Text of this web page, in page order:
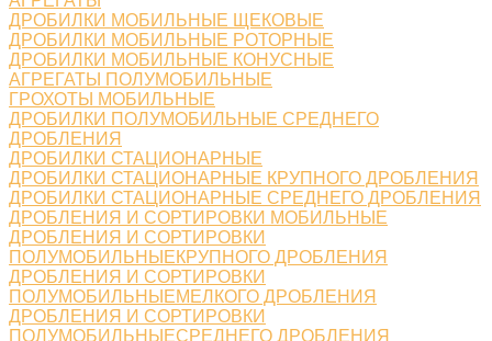
ДРОБИЛКИ МОБИЛЬНЫЕ ЩЕКОВЫЕ
ДРОБИЛКИ МОБИЛЬНЫЕ РОТОРНЫЕ
ДРОБИЛКИ МОБИЛЬНЫЕ КОНУСНЫЕ
АГРЕГАТЫ ПОЛУМОБИЛЬНЫЕ
ГРОХОТЫ МОБИЛЬНЫЕ
ДРОБИЛКИ ПОЛУМОБИЛЬНЫЕ СРЕДНЕГО
ДРОБЛЕНИЯ
ДРОБИЛКИ СТАЦИОНАРНЫЕ
ДРОБИЛКИ СТАЦИОНАРНЫЕ КРУПНОГО ДРОБЛЕНИЯ
ДРОБИЛКИ СТАЦИОНАРНЫЕ СРЕДНЕГО ДРОБЛЕНИЯ
ДРОБЛЕНИЯ И СОРТИРОВКИ МОБИЛЬНЫЕ
ДРОБЛЕНИЯ И СОРТИРОВКИ
ПОЛУМОБИЛЬНЫЕКРУПНОГО ДРОБЛЕНИЯ
ДРОБЛЕНИЯ И СОРТИРОВКИ
ПОЛУМОБИЛЬНЫЕМЕЛКОГО ДРОБЛЕНИЯ
ДРОБЛЕНИЯ И СОРТИРОВКИ
ПОЛУМОБИЛЬНЫЕСРЕДНЕГО ДРОБЛЕНИЯ